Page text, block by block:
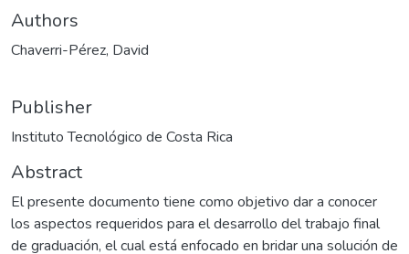
Authors
Chaverri-Pérez, David
Publisher
Instituto Tecnológico de Costa Rica
Abstract
El presente documento tiene como objetivo dar a conocer
los aspectos requeridos para el desarrollo del trabajo final
de graduación, el cual está enfocado en bridar una solución de